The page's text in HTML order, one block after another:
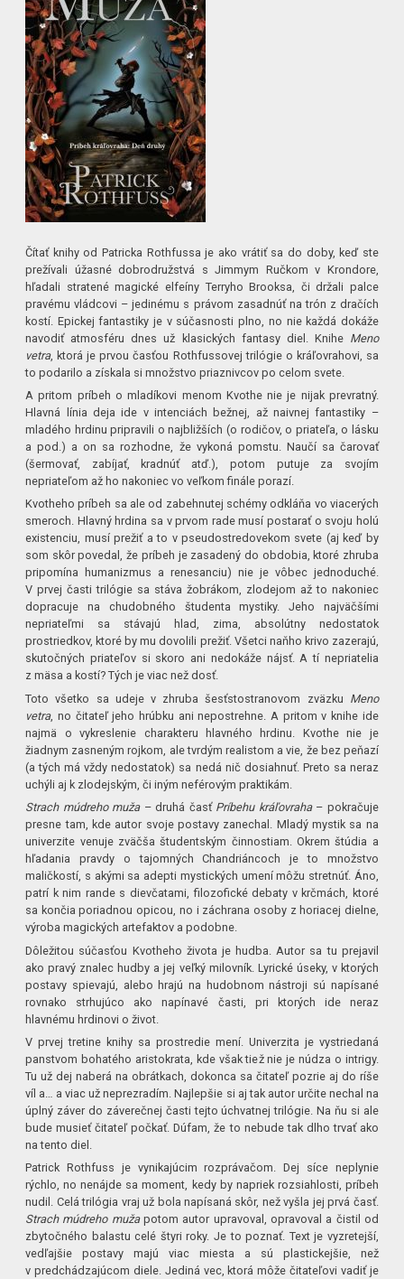
Čítať knihy od Patricka Rothfussa je ako vrátiť sa do doby, keď ste
prežívali úžasné dobrodružstvá s Jimmym Ručkom v Krondore,
hľadali stratené magické elfeíny Terryho Brooksa, či držali palce
pravému vládcovi – jedinému s právom zasadnúť na trón z dračích
kostí. Epickej fantastiky je v súčasnosti plno, no nie každá dokáže
navodiť atmosféru dnes už klasických fantasy diel. Knihe Meno
vetra, ktorá je prvou časťou Rothfussovej trilógie o kráľovrahovi, sa
to podarilo a získala si množstvo priaznivcov po celom svete.
A pritom príbeh o mladíkovi menom Kvothe nie je nijak prevratný.
Hlavná línia deja ide v intenciách bežnej, až naivnej fantastiky –
mladého hrdinu pripravili o najbližších (o rodičov, o priateľa, o lásku
a pod.) a on sa rozhodne, že vykoná pomstu. Naučí sa čarovať
(šermovať, zabíjať, kradnúť atď.), potom putuje za svojím
nepriateľom až ho nakoniec vo veľkom finále porazí.
Kvotheho príbeh sa ale od zabehnutej schémy odkláňa vo viacerých
smeroch. Hlavný hrdina sa v prvom rade musí postarať o svoju holú
existenciu, musí prežiť a to v pseudostredovekom svete (aj keď by
som skôr povedal, že príbeh je zasadený do obdobia, ktoré zhruba
pripomína humanizmus a renesanciu) nie je vôbec jednoduché.
V prvej časti trilógie sa stáva žobrákom, zlodejom až to nakoniec
dopracuje na chudobného študenta mystiky. Jeho najväčšími
nepriateľmi sa stávajú hlad, zima, absolútny nedostatok
prostriedkov, ktoré by mu dovolili prežiť. Všetci naňho krivo zazerajú,
skutočných priateľov si skoro ani nedokáže nájsť. A tí nepriatelia
z mäsa a kostí? Tých je viac než dosť.
Toto všetko sa udeje v zhruba šesťstostranovom zväzku Meno
vetra, no čitateľ jeho hrúbku ani nepostrehne. A pritom v knihe ide
najmä o vykreslenie charakteru hlavného hrdinu. Kvothe nie je
žiadnym zasneným rojkom, ale tvrdým realistom a vie, že bez peňazí
(a tých má vždy nedostatok) sa nedá nič dosiahnuť. Preto sa neraz
uchýli aj k zlodejským, či iným neférovým praktikám.
Strach múdreho muža– druhá časť Príbehu kráľovraha– pokračuje
presne tam, kde autor svoje postavy zanechal. Mladý mystik sa na
univerzite venuje zväčša študentským činnostiam. Okrem štúdia a
hľadania pravdy o tajomných Chandriáncoch je to množstvo
maličkostí, s akými sa adepti mystických umení môžu stretnúť. Áno,
patrí k nim rande s dievčatami, filozofické debaty v krčmách, ktoré
sa končia poriadnou opicou, no i záchrana osoby z horiacej dielne,
výroba magických artefaktov a podobne.
Dôležitou súčasťou Kvotheho života je hudba. Autor sa tu prejavil
ako pravý znalec hudby a jej veľký milovník. Lyrické úseky, v ktorých
postavy spievajú, alebo hrajú na hudobnom nástroji sú napísané
rovnako strhujúco ako napínavé časti, pri ktorých ide neraz
hlavnému hrdinovi o život.
V prvej tretine knihy sa prostredie mení. Univerzita je vystriedaná
panstvom bohatého aristokrata, kde však tiež nie je núdza o intrigy.
Tu už dej naberá na obrátkach, dokonca sa čitateľ pozrie aj do ríše
víl a… a viac už neprezradím. Najlepšie si aj tak autor určite nechal na
úplný záver do záverečnej časti tejto úchvatnej trilógie. Na ňu si ale
bude musieť čitateľ počkať. Dúfam, že to nebude tak dlho trvať ako
na tento diel.
Patrick Rothfuss je vynikajúcim rozprávačom. Dej síce neplynie
rýchlo, no nenájde sa moment, kedy by napriek rozsiahlosti, príbeh
nudil. Celá trilógia vraj už bola napísaná skôr, než vyšla jej prvá časť.
Strach múdreho mužapotom autor upravoval, opravoval a čistil od
zbytočného balastu celé štyri roky. Je to poznať. Text je vyzretejší,
vedľajšie postavy majú viac miesta a sú plastickejšie, než
v predchádzajúcom diele. Jediná vec, ktorá môže čitateľovi vadiť je